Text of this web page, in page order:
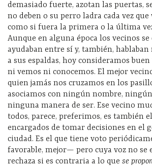
demasiado fuerte, azotan las puertas,
no deben o su perro ladra cada vez que
como si fuera la primera o la última
Aunque en alguna época los vecinos se
ayudaban entre sí y, también,
a sus espaldas, hoy consideramos
ni vemos ni conocemos. El mejor
quien jamás nos cruzamos en los
asociamos con ningún nombre,
ninguna manera de ser. Ese vecino
todos, parece, preferimos, es también
encargados de tomar decisiones en el
ciudad. Es el que tiene voto
favorable, mejor— pero cuya voz no se
rechaza si es contraria a lo que se